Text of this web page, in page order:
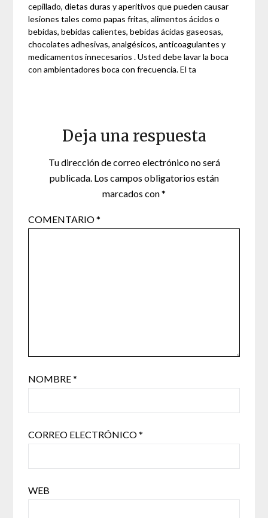
cepillado, dietas duras y aperitivos que pueden causar
lesiones tales como papas fritas, alimentos ácidos o
bebidas, bebidas calientes, bebidas ácidas gaseosas,
chocolates adhesivas, analgésicos, anticoagulantes y
medicamentos innecesarios . Usted debe lavar la boca
con ambientadores boca con frecuencia. El ta
Deja una respuesta
Tu dirección de correo electrónico no será
publicada. Los campos obligatorios están
marcados con*
COMENTARIO*
NOMBRE*
CORREO ELECTRÓNICO*
WEB